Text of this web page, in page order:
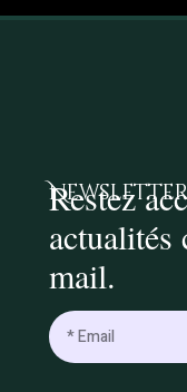
Restez
actualités
mail.